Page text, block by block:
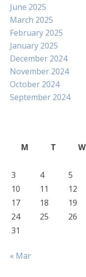
June 2025
March 2025
February 2025
January 2025
December 2024
November 2024
October 2024
September 2024
M
T W
3
4 5
10
11 12
17
18 19
24
25 26
31
« Mar